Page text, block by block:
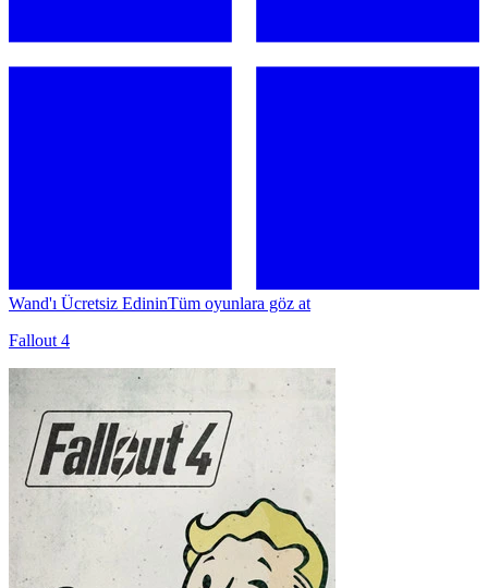
Wand'ı Ücretsiz EdininTüm oyunlara göz at
Fallout 4